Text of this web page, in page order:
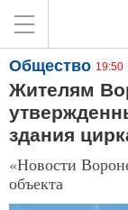
Общество 19:50
Жителям
здания
«Новости
объекта